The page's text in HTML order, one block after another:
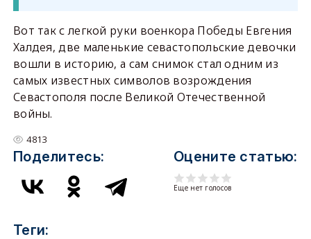
Вот так с легкой руки военкора Победы Евгения
Халдея, две маленькие севастопольские девочки
вошли в историю, а сам снимок стал одним из
самых известных символов возрождения
Севастополя после Великой Отечественной
войны.
4813
Поделитесь: Оцените статью:
Еще нет голосов
Теги: